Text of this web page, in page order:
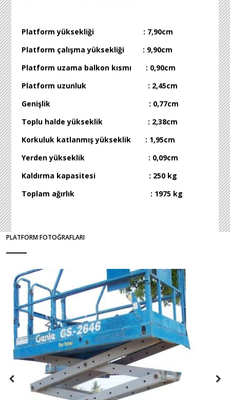
Platform yüksekliği : 7,90cm
Platform çalışma yüksekliği : 9,90cm
Platform uzama balkon kısmı : 0,90cm
Platform uzunluk : 2,45cm
Genişlik : 0,77cm
Toplu halde yükseklik : 2,38cm
Korkuluk katlanmış yükseklik : 1,95cm
Yerden yükseklik : 0,09cm
Kaldırma kapasitesi : 250 kg
Toplam ağırlık : 1975 kg
PLATFORM FOTOĞRAFLARI
Previous